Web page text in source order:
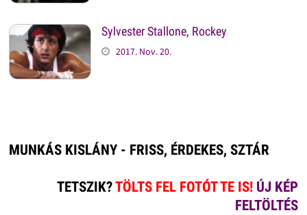
Sylvester Stallone, Rockey
2017. Nov. 20.
MUNKÁS KISLÁNY - FRISS, ÉRDEKES, SZTÁR
TETSZIK?TÖLTS FEL FOTÓT TE IS! ÚJ KÉP
FELTÖLTÉS